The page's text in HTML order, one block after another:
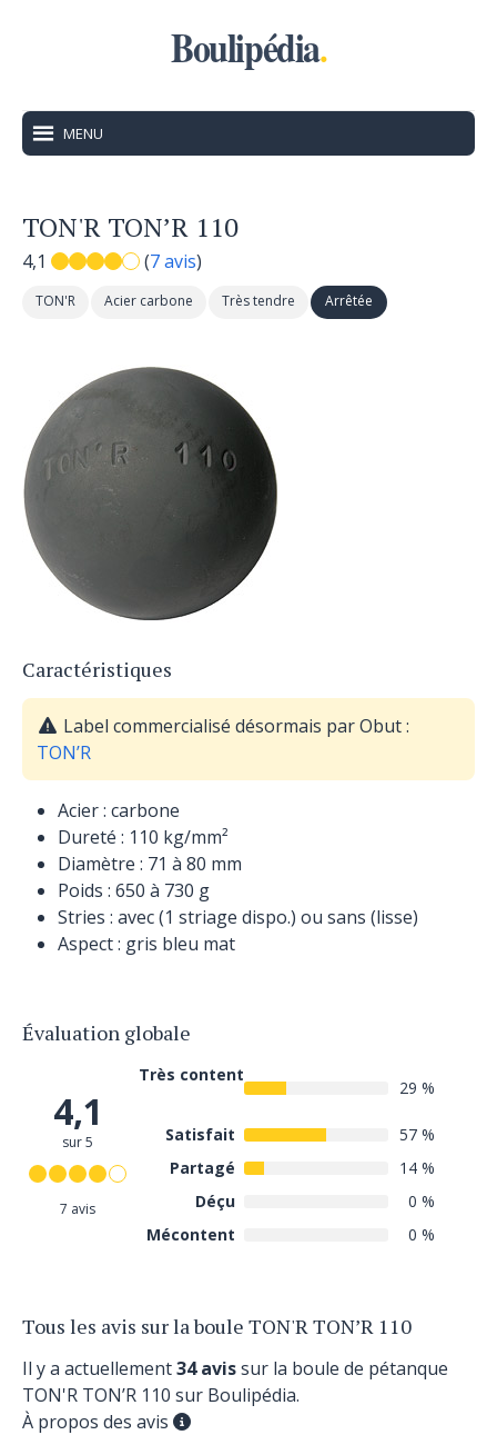
Boulipédia.
MENU
TON'R TON’R 110
4,1 (7 avis)
TON'R Acier carbone Très tendre Arrêtée
Caractéristiques
Label commercialisé désormais par Obut :
TON’R
Acier : carbone
Dureté : 110 kg/mm²
Diamètre : 71 à 80 mm
Poids : 650 à 730 g
Stries : avec (1 striage dispo.) ou sans (lisse)
Aspect : gris bleu mat
Évaluation globale
4,1
sur 5
7 avis
Très content
29 %
Satisfait
57 %
Partagé
14 %
Déçu
0 %
Mécontent
0 %
Tous les avis sur la boule TON'R TON’R 110
Il y a actuellement34 avissur la boule de pétanque
TON'R TON’R 110 sur Boulipédia.
À propos des avis